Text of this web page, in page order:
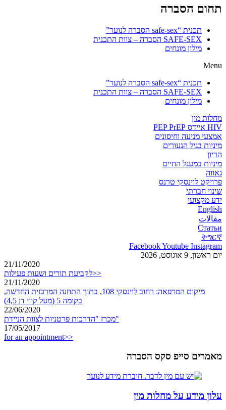
תחום הסברה
תכנית “safe-sex הסברה לנוער”
SAFE-SEX הסברה – צוות התכנית
מילון מונחים
Menu
תכנית “safe-sex הסברה לנוער”
SAFE-SEX הסברה – צוות התכנית
מילון מונחים
מחלות מין
HIV איידס PEP PrEP
אמצעי מניעה וחיסונים
מיניות בגיל הנעורים
הריון
מיניות במעגל החיים
גאווה
פרויקט לוינסקי טרנס
שינוי חברתי
ידע מקצועי
English
مقالات
Статьи
ትግርኛ
FacebookYoutube Instagram
יום ראשון, 9 אוגוסט, 2026
21/11/2020
לקביעת תורים ושעות פעילות>>
21/11/2020
מיקום המרפאה: רחוב לוינסקי 108, בתוך התחנה המרכזית החדשה,
בקומה 5 (מעל קווי דן 4,5)
22/06/2020
מכרז "הדרכות פרטניות לצוות הניידת"
17/05/2017
for an appointment>>
מאמרים סייפ סקס הסברה
עלון מידע על מחלות מין